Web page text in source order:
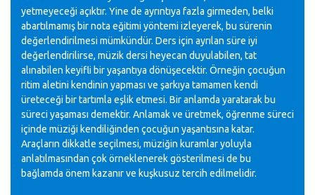
yetmeyeceği açıktır. Yine de ayrıntıya fazla girmeden, belki
abartılmamış bir nota eğitimi yöntemi izleyerek, bu sürenin
değerlendirilmesi mümkündür. Ders için ayrılan süre iyi
değerlendirilirse, müzik dersi heyecan duyulabilen, tat
alınabilen keyifli bir yaşantıya dönüşecektir. Örneğin çocuğun
ritim aletini kendinin yapması ve şarkıya tamamen kendi
üreteceği bir tartımla eşlik etmesi. Bir anlamda yaratarak bu
süreci yaşaması demektir. Anlamak ve üretmek, öğrenme süreci
içinde müziği kendiliğinden çocuğun yaşantısına katar.
Araçların dikkatle seçilmesi, müziğin kuramlar yoluyla
anlatılmasından çok örneklenerek gösterilmesi de bu
bağlamda önem kazanır ve kuşkusuz tercih edilmelidir.